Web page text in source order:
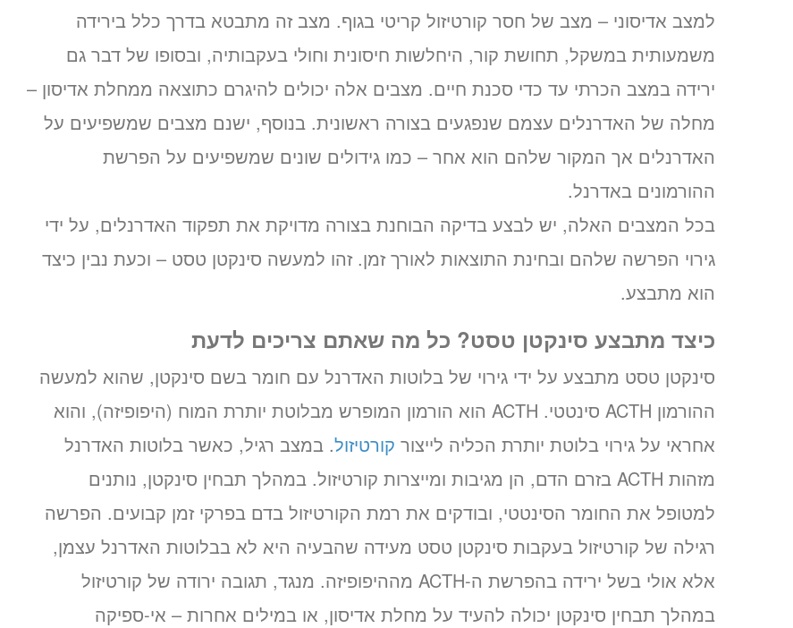
למצב אדיסוני – מצב של חסר קורטיזול קריטי בגוף. מצב זה מתבטא בדרך כלל בירידה
משמעותית במשקל, תחושת קור, היחלשות חיסונית וחולי בעקבותיה, ובסופו של דבר גם
ירידה במצב הכרתי עד כדי סכנת חיים. מצבים אלה יכולים להיגרם כתוצאה ממחלת אדיסון –
מחלה של האדרנלים עצמם שנפגעים בצורה ראשונית. בנוסף, ישנם מצבים שמשפיעים על
האדרנלים אך המקור שלהם הוא אחר – כמו גידולים שונים שמשפיעים על הפרשת
ההורמונים באדרנל.
בכל המצבים האלה, יש לבצע בדיקה הבוחנת בצורה מדויקת את תפקוד האדרנלים, על ידי
גירוי הפרשה שלהם ובחינת התוצאות לאורך זמן. זהו למעשה סינקטן טסט – וכעת נבין כיצד
הוא מתבצע.
כיצד מתבצע סינקטן טסט? כל מה שאתם צריכים לדעת
סינקטן טסט מתבצע על ידי גירוי של בלוטות האדרנל עם חומר בשם סינקטן, שהוא למעשה
ההורמון ACTH סינטטי. ACTH הוא הורמון המופרש מבלוטת יותרת המוח (היפופיזה), והוא
אחראי על גירוי בלוטת יותרת הכליה לייצור קורטיזול. במצב רגיל, כאשר בלוטות האדרנל
מזהות ACTH בזרם הדם, הן מגיבות ומייצרות קורטיזול. במהלך תבחין סינקטן, נותנים
למטופל את החומר הסינטטי, ובודקים את רמת הקורטיזול בדם בפרקי זמן קבועים. הפרשה
רגילה של קורטיזול בעקבות סינקטן טסט מעידה שהבעיה היא לא בבלוטות האדרנל עצמן,
אלא אולי בשל ירידה בהפרשת ה-ACTH מההיפופיזה. מנגד, תגובה ירודה של קורטיזול
במהלך תבחין סינקטן יכולה להעיד על מחלת אדיסון, או במילים אחרות – אי-ספיקה